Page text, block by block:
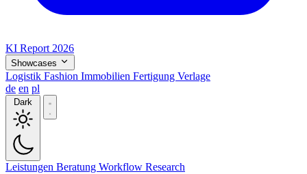
KI Report 2026
Showcases
Logistik Fashion Immobilien Fertigung Verlage
de en pl
Dark
Leistungen Beratung Workflow Research